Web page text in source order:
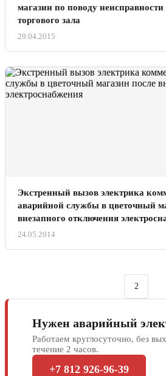
магазин по поводу
торгового зала
29.04.2015
Экстренный вызов электрика
аварийной службы в цветочный
внезапного отключения
24.05.2014
2
Нужен аварийный
Работаем круглосуточно, без
течение 2 часов.
+7 812 926-96-39